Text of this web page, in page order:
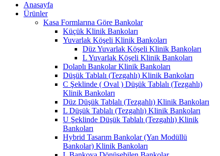
Anasayfa
Ürünler
Kasa Formlarına Göre Bankolar
Küçük Klinik Bankoları
Yuvarlak Köşeli Klinik Bankoları
Düz Yuvarlak Köşeli Klinik Bankoları
L Yuvarlak Köşeli Klinik Bankoları
Dolaplı Bankolar Klinik Bankoları
Düşük Tablalı (Tezgahlı) Klinik Bankoları
C Şeklinde ( Oval ) Düşük Tablalı (Tezgahlı)
Klinik Bankoları
Düz Düşük Tablalı (Tezgahlı) Klinik Bankoları
L Düşük Tablalı (Tezgahlı) Klinik Bankoları
U Şeklinde Düşük Tablalı (Tezgahlı) Klinik
Bankoları
Hybrid Tasarım Bankolar (Yan Modüllü
Bankolar) Klinik Bankoları